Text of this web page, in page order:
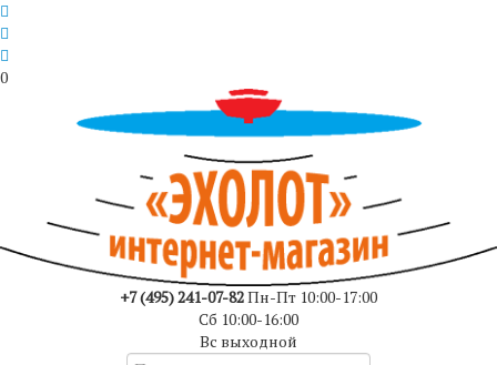
0
+7 (495) 241-07-82Пн-Пт 10:00-17:00
Сб 10:00-16:00
Вс выходной